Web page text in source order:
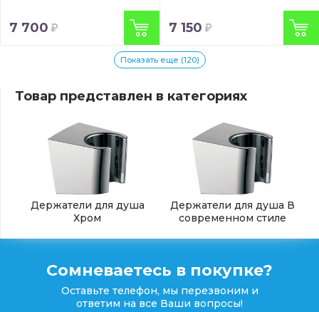
7 700 7 150
Показать еще (120)
Товар представлен в категориях
Держатели для душа
Хром
Держатели для душа В
современном стиле
Сомневаетесь в покупке?
Оставьте телефон, мы перезвоним и
ответим на все Ваши вопросы!